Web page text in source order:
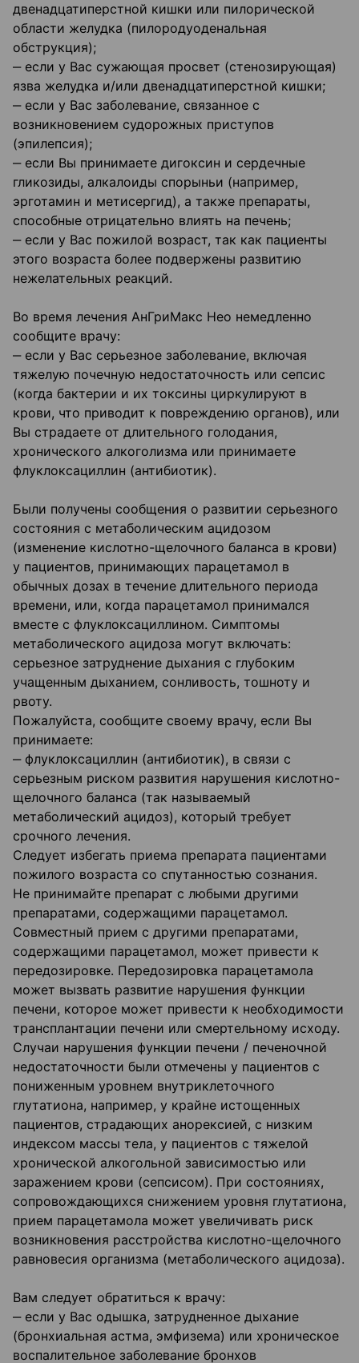
двенадцатиперстной кишки или пилорической
области желудка (пилородуоденальная
обструкция);
‒ если у Вас сужающая просвет (стенозирующая)
язва желудка и/или двенадцатиперстной кишки;
‒ если у Вас заболевание, связанное с
возникновением судорожных приступов
(эпилепсия);
‒ если Вы принимаете дигоксин и сердечные
гликозиды, алкалоиды спорыньи (например,
эрготамин и метисергид), а также препараты,
способные отрицательно влиять на печень;
‒ если у Вас пожилой возраст, так как пациенты
этого возраста более подвержены развитию
нежелательных реакций.
Во время лечения АнГриМакс Нео немедленно
сообщите врачу:
‒ если у Вас серьезное заболевание, включая
тяжелую почечную недостаточность или сепсис
(когда бактерии и их токсины циркулируют в
крови, что приводит к повреждению органов), или
Вы страдаете от длительного голодания,
хронического алкоголизма или принимаете
флуклоксациллин (антибиотик).
Были получены сообщения о развитии серьезного
состояния с метаболическим ацидозом
(изменение кислотно-щелочного баланса в крови)
у пациентов, принимающих парацетамол в
обычных дозах в течение длительного периода
времени, или, когда парацетамол принимался
вместе с флуклоксациллином. Симптомы
метаболического ацидоза могут включать:
серьезное затруднение дыхания с глубоким
учащенным дыханием, сонливость, тошноту и
рвоту.
Пожалуйста, сообщите своему врачу, если Вы
принимаете:
‒ флуклоксациллин (антибиотик), в связи с
серьезным риском развития нарушения кислотно-
щелочного баланса (так называемый
метаболический ацидоз), который требует
срочного лечения.
Следует избегать приема препарата пациентами
пожилого возраста со спутанностью сознания.
Не принимайте препарат с любыми другими
препаратами, содержащими парацетамол.
Совместный прием с другими препаратами,
содержащими парацетамол, может привести к
передозировке. Передозировка парацетамола
может вызвать развитие нарушения функции
печени, которое может привести к необходимости
трансплантации печени или смертельному исходу.
Случаи нарушения функции печени / печеночной
недостаточности были отмечены у пациентов с
пониженным уровнем внутриклеточного
глутатиона, например, у крайне истощенных
пациентов, страдающих анорексией, с низким
индексом массы тела, у пациентов с тяжелой
хронической алкогольной зависимостью или
заражением крови (сепсисом). При состояниях,
сопровождающихся снижением уровня глутатиона,
прием парацетамола может увеличивать риск
возникновения расстройства кислотно-щелочного
равновесия организма (метаболического ацидоза).
Вам следует обратиться к врачу:
‒ если у Вас одышка, затрудненное дыхание
(бронхиальная астма, эмфизема) или хроническое
воспалительное заболевание бронхов